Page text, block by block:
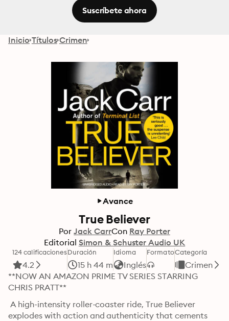
Suscríbete ahora
Inicio Títulos Crimen
Avance
True Believer
Por Jack CarrCon Ray Porter
Editorial Simon & Schuster Audio UK
124 calificaciones
4.2
Duración
15 h 44 m
Idioma
Inglés
FormatoCategoría
Crimen
**NOW AN AMAZON PRIME TV SERIES STARRING
CHRIS PRATT**
A high-intensity roller-coaster ride, True Believer
explodes with action and authenticity that cements